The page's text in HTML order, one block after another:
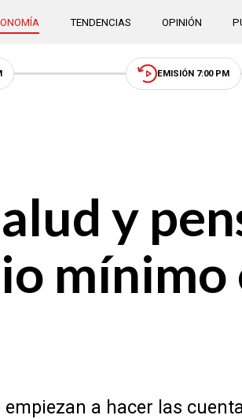
TENDENCIAS OPINIÓN
EMISIÓN 7:00 PM
y
mínimo
a hacer las